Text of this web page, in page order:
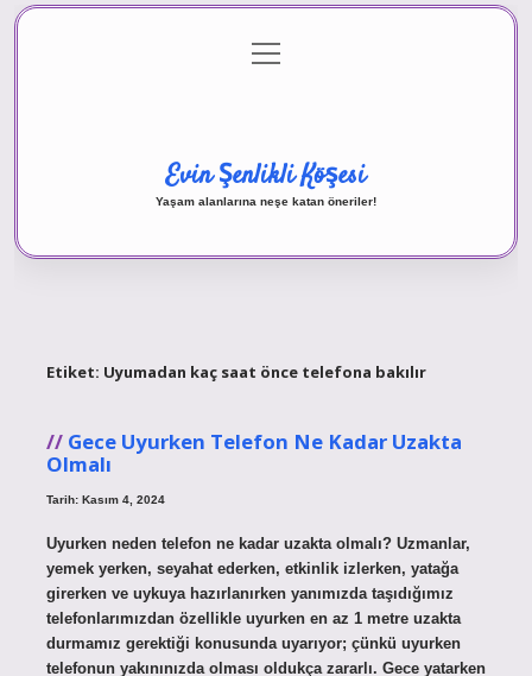
Gizlilik Politikası
menüyü
aç
Evin Şenlikli Köşesi
Yaşam alanlarına neşe katan öneriler!
Etiket: Uyumadan kaç saat önce telefona bakılır
Gece Uyurken Telefon Ne Kadar Uzakta
Olmalı
Tarih: Kasım 4, 2024
Uyurken neden telefon ne kadar uzakta olmalı? Uzmanlar,
yemek yerken, seyahat ederken, etkinlik izlerken, yatağa
girerken ve uykuya hazırlanırken yanımızda taşıdığımız
telefonlarımızdan özellikle uyurken en az 1 metre uzakta
durmamız gerektiği konusunda uyarıyor; çünkü uyurken
telefonun yakınınızda olması oldukça zararlı. Gece yatarken